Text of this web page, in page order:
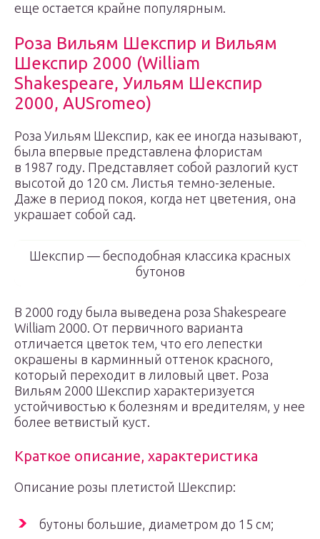
еще остается крайне популярным.
Роза Вильям Шекспир и Вильям
Шекспир 2000 (William
Shakespeare, Уильям Шекспир
2000, AUSromeo)
Роза Уильям Шекспир, как ее иногда называют,
была впервые представлена флористам
в 1987 году. Представляет собой разлогий куст
высотой до 120 см. Листья темно-зеленые.
Даже в период покоя, когда нет цветения, она
украшает собой сад.
Шекспир — бесподобная классика красных
бутонов
В 2000 году была выведена роза Shakespeare
William 2000. От первичного варианта
отличается цветок тем, что его лепестки
окрашены в карминный оттенок красного,
который переходит в лиловый цвет. Роза
Вильям 2000 Шекспир характеризуется
устойчивостью к болезням и вредителям, у нее
более ветвистый куст.
Краткое описание, характеристика
Описание розы плетистой Шекспир:
бутоны большие, диаметром до 15 см;